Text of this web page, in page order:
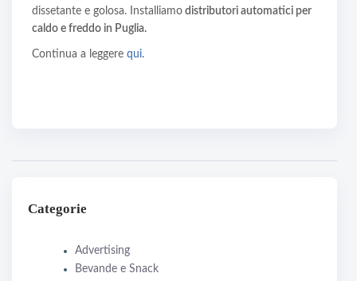
dissetante e golosa. Installiamo distributori automatici per
caldo e freddo in Puglia.
Continua a leggere qui.
Categorie
Advertising
Bevande e Snack